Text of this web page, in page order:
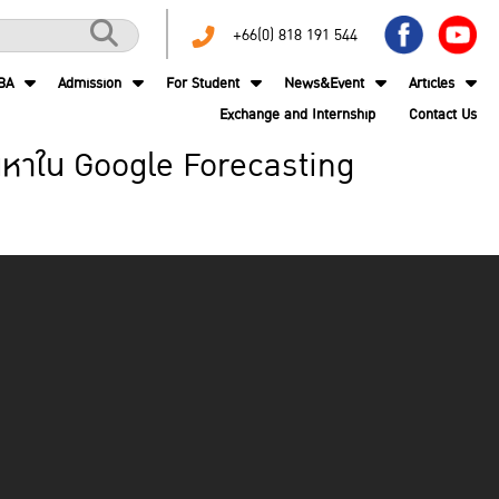
+66(0) 818 191 544
Admission For Student News&Event
Articles
Exchange and Internship
Contact Us
าใน Google Forecasting